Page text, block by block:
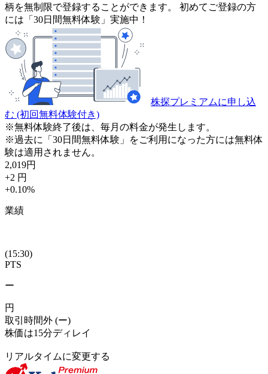
柄を無制限で登録することができます。 初めてご登録の方
には「30日間無料体験」実施中！
株探プレミアムに申し込
む (初回無料体験付き)
※無料体験終了後は、毎月の料金が発生します。
※過去に「30日間無料体験」をご利用になった方には無料体
験は適用されません。
2,019円
+2 円
+0.10%
業績
(15:30)
PTS
ー
円
取引時間外 (ー)
株価は15分ディレイ
リアルタイムに変更する